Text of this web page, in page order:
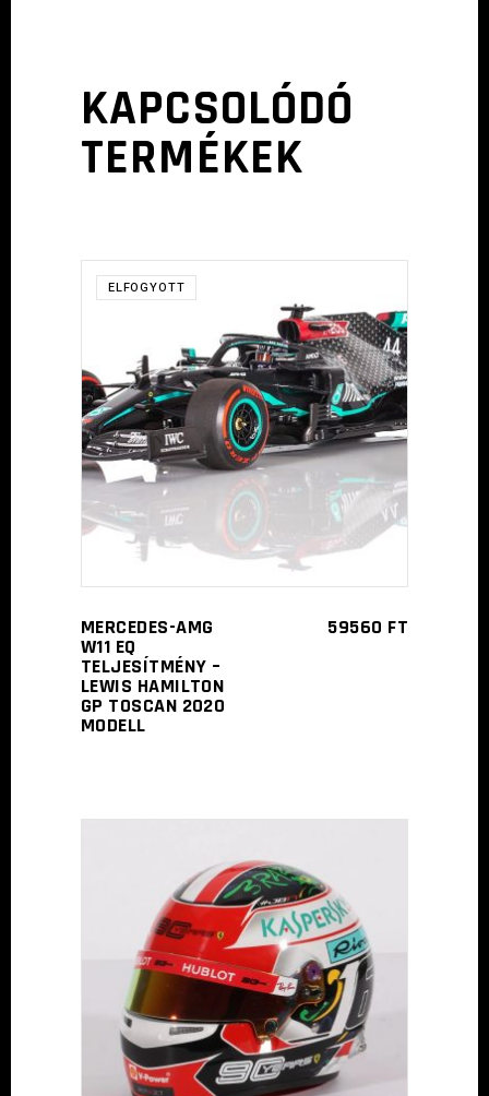
KAPCSOLÓDÓ
TERMÉKEK
ELFOGYOTT
TOVÁBB
MERCEDES-AMG
W11 EQ
TELJESÍTMÉNY –
LEWIS HAMILTON
GP TOSCAN 2020
MODELL
59560 FT
KOSÁRBA TESZEM